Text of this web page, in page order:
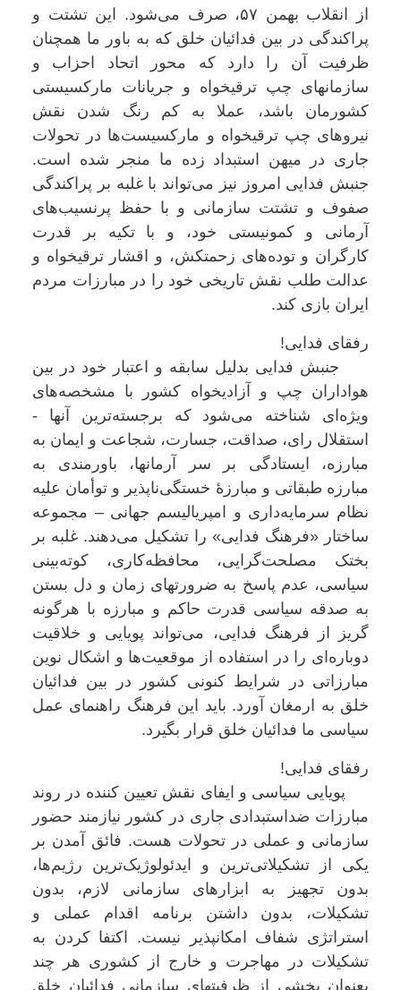
از انقلاب بهمن ۵۷، صرف می‌شود. این تشتت و
پراکندگی در بین فدائیان خلق که به باور ما همچنان
ظرفیت آن را دارد که محور اتحاد احزاب و
سازمانهای چپ ترقیخواه و جریانات مارکسیستی
کشورمان باشد، عملا به کم رنگ شدن نقش
نیروهای چپ ترقیخواه و مارکسیست‌ها در تحولات
جاری در میهن استبداد زده ما منجر شده است.
جنبش فدایی امروز نیز می‌تواند با غلبه بر پراکندگی
صفوف و تشتت سازمانی و با حفظ پرنسیب‌های
آرمانی و کمونیستی خود، و با تکیه بر قدرت
کارگران و توده‌های زحمتکش، و اقشار ترقیخواه و
عدالت طلب نقش تاریخی خود را در مبارزات مردم
ایران بازی کند.
رفقای فدایی!
جنبش فدایی بدلیل سابقه و اعتبار خود در بین
هواداران چپ و آزادیخواه کشور با مشخصه‌های
ویژه‌ای شناخته می‌شود که برجسته‌ترین آنها -
استقلال رای، صداقت، جسارت، شجاعت و ایمان به
مبارزه، ایستادگی بر سر آرمانها، باورمندی به
مبارزه طبقاتی و مبارزۀ خستگی‌ناپذیر و توأمان علیه
نظام سرمایه‌داری و امپریالیسم جهانی – مجموعه
ساختار «فرهنگ فدایی» را تشکیل می‌دهند. غلبه بر
بختک مصلحت‌گرایی، محافظه‌کاری، کوته‌بینی
سیاسی، عدم پاسخ به ضرورتهای زمان و دل بستن
به صدقه سیاسی قدرت حاکم و مبارزه با هرگونه
گریز از فرهنگ فدایی، می‌تواند پویایی و خلاقیت
دوباره‌ای را در استفاده از موقعیت‌ها و اشکال نوین
مبارزاتی در شرایط کنونی کشور در بین فدائیان
خلق به ارمغان آورد. باید این فرهنگ راهنمای عمل
سیاسی ما فدائیان خلق قرار بگیرد.
رفقای فدایی!
پویایی سیاسی و ایفای نقش تعیین کننده در روند
مبارزات ضداستبدادی جاری در کشور نیازمند حضور
سازمانی و عملی در تحولات هست. فائق آمدن بر
یکی از تشکیلاتی‌ترین و ایدئولوژیک‌ترین رژیم‌ها،
بدون تجهیز به ابزارهای سازمانی لازم، بدون
تشکیلات، بدون داشتن برنامه‌ اقدام عملی و
استراتژی شفاف امکانپذیر نیست. اکتفا کردن به
تشکیلات در مهاجرت و خارج از کشوری هر چند
بعنوان بخشی از ظرفیتهای سازمانی فدائیان خلق